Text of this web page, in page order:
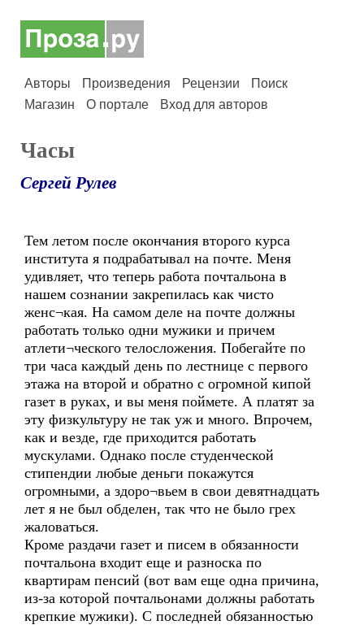
Авторы Произведения Рецензии
Поиск
Магазин
О портале Вход для авторов
Часы
Сергей Рулев
Тем летом после окончания второго курса
института я подрабатывал на почте. Меня
удивляет, что теперь работа почтальона в
нашем сознании закрепилась как чисто
женс¬кая. На самом деле на почте должны
работать только одни мужики и причем
атлети¬ческого телосложения. Побегайте по
три часа каждый день по лестнице с первого
этажа на второй и обратно с огромной кипой
газет в руках, и вы меня поймете. А платят за
эту физкультуру не так уж и много. Впрочем,
как и везде, где приходится работать
мускулами. Однако после студенческой
стипендии любые деньги покажутся
огромными, а здоро¬вьем в свои девятнадцать
лет я не был обделен, так что не было грех
жаловаться.
Кроме раздачи газет и писем в обязанности
почтальона входит еще и разноска по
квартирам пенсий (вот вам еще одна причина,
из-за которой почтальонами должны работать
крепкие мужики). С последней обязанностью